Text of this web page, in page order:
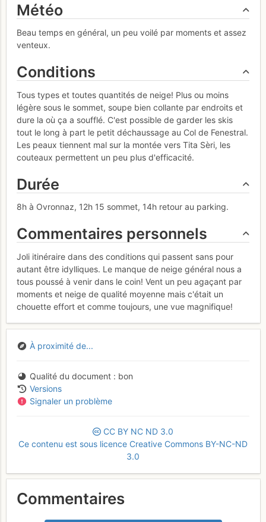
Météo
Beau temps en général, un peu voilé par moments et assez
venteux.
Conditions
Tous types et toutes quantités de neige! Plus ou moins
légère sous le sommet, soupe bien collante par endroits et
dure la où ça a soufflé. C'est possible de garder les skis
tout le long à part le petit déchaussage au Col de Fenestral.
Les peaux tiennent mal sur la montée vers Tita Sèri, les
couteaux permettent un peu plus d'efficacité.
Durée
8h à Ovronnaz, 12h 15 sommet, 14h retour au parking.
Commentaires personnels
Joli itinéraire dans des conditions qui passent sans pour
autant être idylliques. Le manque de neige général nous a
tous poussé à venir dans le coin! Vent un peu agaçant par
moments et neige de qualité moyenne mais c'était un
chouette effort et comme toujours, une vue magnifique!
À proximité de...
Qualité du document
bon
Versions
Signaler un problème
CC BY NC ND 3.0
Ce contenu est sous licence Creative Commons BY-NC-ND
3.0
Commentaires